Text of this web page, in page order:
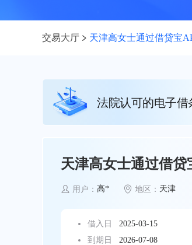
交易大厅 天津高女士通过借贷宝
法院认可的电子
天津高女士通过借贷
用户： 高* 地区： 天津
借入日
2025-03-15
到期日
2026-07-08